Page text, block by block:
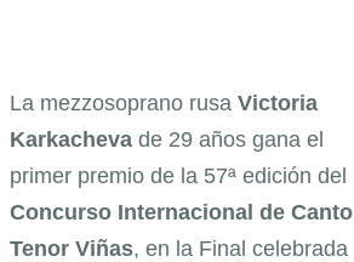
La mezzosoprano rusa Victoria
Karkacheva de 29 años gana el
primer premio de la 57ª edición del
Concurso Internacional de Canto
Tenor Viñas, en la Final celebrada